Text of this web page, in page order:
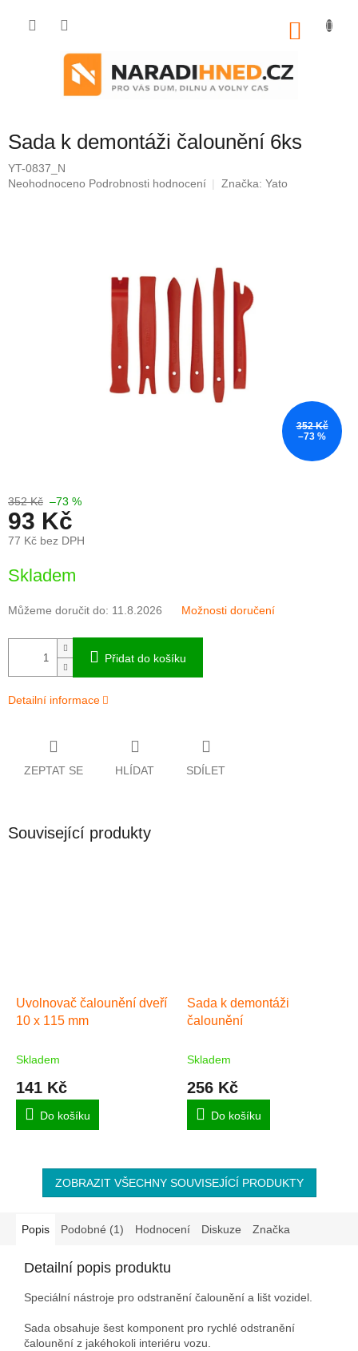
Sada k demontáži čalounění 6ks
YT-0837_N
Průměrné
Neohodnoceno Podrobnosti hodnocení Značka: Yato
352 Kč
–73 %
352 Kč –73 %
93 Kč
77 Kč bez DPH
cena:
Skladem
Můžeme doručit do: 11.8.2026 Možnosti doručení
Přidat do košíku
Detailní informace
ZEPTAT SE HLÍDAT SDÍLET
Související produkty
Uvolnovač čalounění dveří
10 x 115 mm
Skladem
141 Kč
Do košíku
Sada k demontáži
čalounění
Skladem
256 Kč
Do košíku
ZOBRAZIT VŠECHNY SOUVISEJÍCÍ PRODUKTY
Popis Podobné (1) Hodnocení Diskuze Značka
Detailní popis produktu
Speciální nástroje pro odstranění čalounění a lišt vozidel.
Sada obsahuje šest komponent pro rychlé odstranění
čalounění z jakéhokoli interiéru vozu.